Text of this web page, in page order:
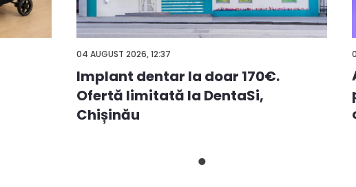
04 AUGUST 2026, 12:37
Implant dentar la doar 170€.
Ofertă limitată la DentaSi,
Chișinău